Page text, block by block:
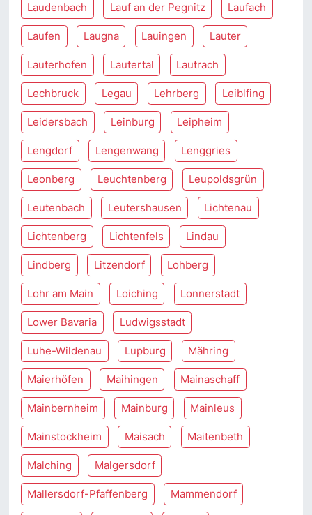
Laudenbach Lauf an der Pegnitz Laufach
Laufen Laugna Lauingen Lauter
Lauterhofen Lautertal Lautrach
Lechbruck Legau Lehrberg Leiblfing
Leidersbach Leinburg Leipheim
Lengdorf Lengenwang Lenggries
Leonberg Leuchtenberg Leupoldsgrün
Leutenbach Leutershausen Lichtenau
Lichtenberg Lichtenfels Lindau
Lindberg Litzendorf Lohberg
Lohr am Main Loiching Lonnerstadt
Lower Bavaria Ludwigsstadt
Luhe-Wildenau Lupburg Mähring
Maierhöfen Maihingen Mainaschaff
Mainbernheim Mainburg Mainleus
Mainstockheim Maisach Maitenbeth
Malching Malgersdorf
Mallersdorf-Pfaffenberg Mammendorf